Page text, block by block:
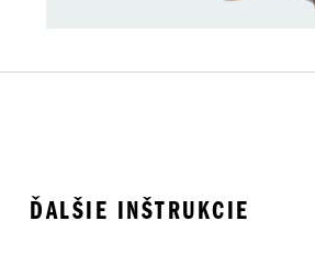
ĎALŠIE INŠTRUKCIE